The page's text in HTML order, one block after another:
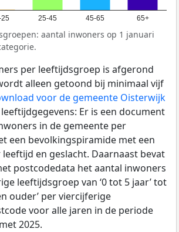
25 25-45 45-65 65+
aantal inwoners op 1 januari
per leeftijdsgroep is afgerond
alleen getoond bij minimaal vijf
voor de gemeente Oisterwijk
Er is een document
in de gemeente per
een bevolkingspiramide met een
en geslacht. Daarnaast bevat
postcodedata het aantal inwoners
leeftijdsgroep van ‘0 tot 5 jaar’ tot
ouder’ per viercijferige
voor alle jaren in de periode
2025.